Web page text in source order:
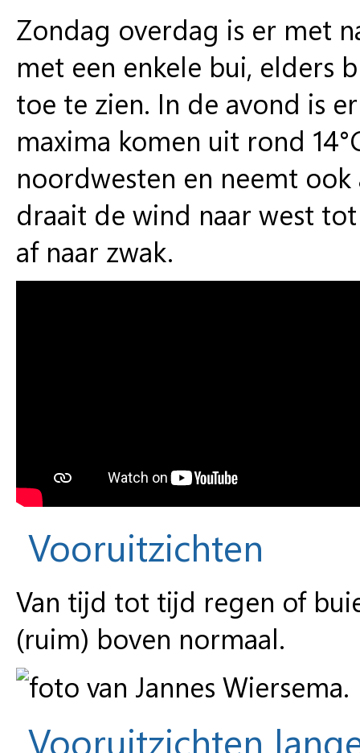
Zondag overdag is er met
met een enkele bui, elders
toe te zien. In de avond is
maxima komen uit rond
noordwesten en neemt
draait de wind naar west
af naar zwak.
Vooruitzichten
Van tijd tot tijd regen of
(ruim) boven normaal.
Vooruitzichten